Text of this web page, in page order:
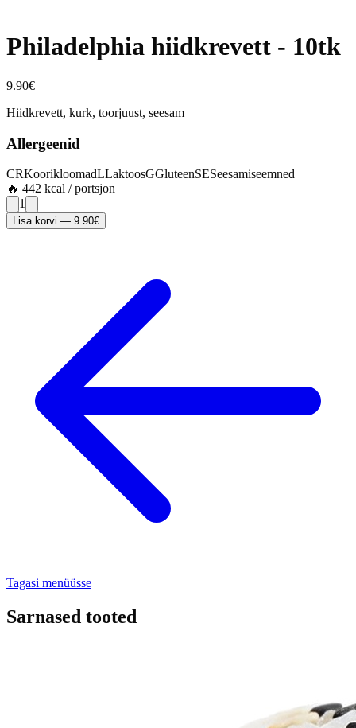
Philadelphia hiidkrevett - 10tk
9.90€
Hiidkrevett, kurk, toorjuust, seesam
Allergeenid
CRKoorikloomadLLaktoosGGluteenSESeesamiseemned
🔥 442 kcal / portsjon
1
Lisa korvi — 9.90€
Tagasi menüüsse
Sarnased tooted